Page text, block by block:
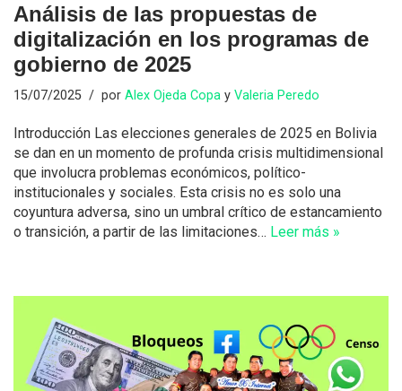
Análisis de las propuestas de
digitalización en los programas de
gobierno de 2025
15/07/2025 por Alex Ojeda Copa y Valeria Peredo
Introducción Las elecciones generales de 2025 en Bolivia
se dan en un momento de profunda crisis multidimensional
que involucra problemas económicos, político-
institucionales y sociales. Esta crisis no es solo una
coyuntura adversa, sino un umbral crítico de estancamiento
o transición, a partir de las limitaciones… Leer más »